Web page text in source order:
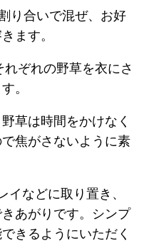
り合いで混ぜ、お好
ます。
ぞれの野草を衣にさ
。
草は時間をかけなく
焦がさないように素
イなどに取り置き、
あがりです。シンプ
きるようにいただく